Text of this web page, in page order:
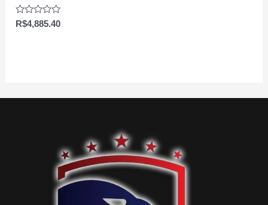
Avaliação
0
R$4,885.40